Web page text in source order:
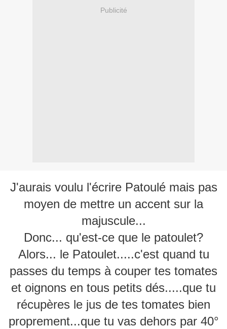
Publicité
J'aurais voulu l'écrire Patoulé mais pas
moyen de mettre un accent sur la
majuscule...
Donc... qu'est-ce que le patoulet?
Alors... le Patoulet.....c'est quand tu
passes du temps à couper tes tomates
et oignons en tous petits dés.....que tu
récupères le jus de tes tomates bien
proprement...que tu vas dehors par 40°